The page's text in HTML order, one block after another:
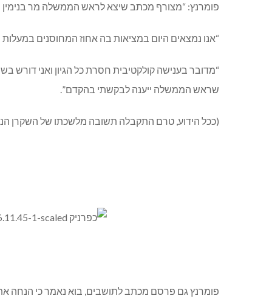
פומרנץ: “מצורף מכתב שיצא לראש הממשלה מר
“אנו נמצאים היום במציאות בה אחוז המחוסנים
“מדובר בענישה קולקטיבית חסרת כל הגיון ואני
שראש הממשלה ייענה לבקשתי בהקדם”.
(ככל הידוע, טרם התקבלה תשובה מלשכתו של השקרן
פומרנץ גם פרסם מכתב לתושבים, בוא נאמר כי הנחה את